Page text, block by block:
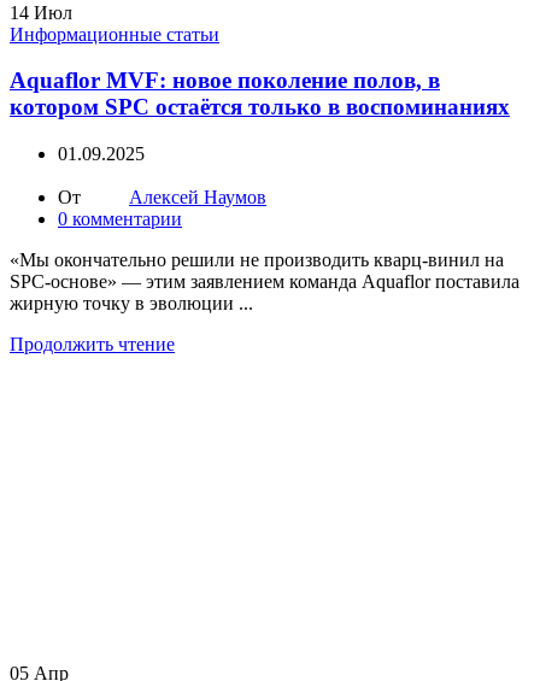
14 Июл
Информационные статьи
Aquaflor MVF: новое поколение полов, в
котором SPC остаётся только в воспоминаниях
01.09.2025
От
Алексей Наумов
0 комментарии
«Мы окончательно решили не производить кварц-винил на
SPC-основе» — этим заявлением команда Aquaflor поставила
жирную точку в эволюции ...
Продолжить чтение
05 Апр